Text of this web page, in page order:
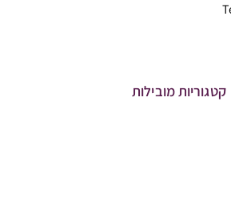
קטגוריות מובילות